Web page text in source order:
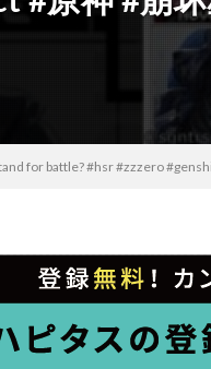
for battle? #hsr #zzzero